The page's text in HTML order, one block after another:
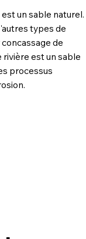
un sable naturel.
types de
de
rivière est un sable
processus